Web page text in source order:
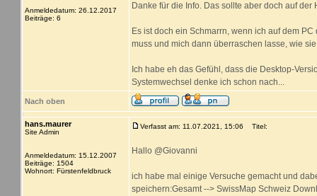
Anmeldedatum: 26.12.2017
Beiträge: 6
Danke für die Info. Das sollte aber doch auf
Es ist doch ein Schmarrn, wenn ich auf dem
muss und mich dann überraschen lasse, wie
Ich habe eh das Gefühl, dass die Desktop-
Systemwechsel denke ich schon nach...
Nach oben
hans.maurer
Site Admin
Anmeldedatum: 15.12.2007
Beiträge: 1504
Wohnort: Fürstenfeldbruck
Verfasst am: 11.07.2021, 15:06 Titel:
Hallo @Giovanni
ich habe mal einige Versuche gemacht und
speichern:Gesamt --> SwissMap Schweiz